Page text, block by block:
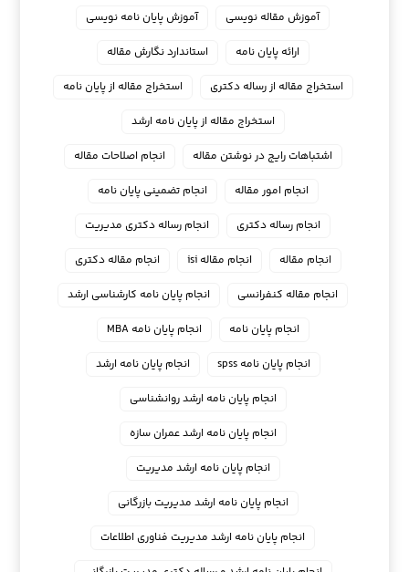
آموزش مقاله نویسی
آموزش پایان نامه نویسی
ارائه پایان نامه
استاندارد نگارش مقاله
استخراج مقاله از رساله دکتری
استخراج مقاله از پایان نامه
استخراج مقاله از پایان نامه ارشد
اشتباهات رایج در نوشتن مقاله
انجام اصلاحات مقاله
انجام امور مقاله
انجام تضمینی پایان نامه
انجام رساله دکتری
انجام رساله دکتری مدیریت
انجام مقاله
انجام مقاله isi
انجام مقاله دکتری
انجام مقاله کنفرانسی
انجام پايان نامه كارشناسي ارشد
انجام پایان نامه
انجام پایان نامه MBA
انجام پایان نامه spss
انجام پایان نامه ارشد
انجام پایان نامه ارشد روانشناسی
انجام پایان نامه ارشد عمران سازه
انجام پایان نامه ارشد مدیریت
انجام پایان نامه ارشد مدیریت بازرگانی
انجام پایان نامه ارشد مدیریت فناوری اطلاعات